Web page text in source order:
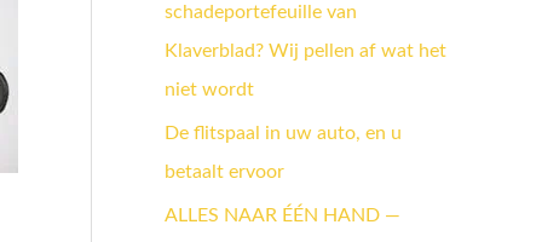
a
a
r
:
schadeportefeuille van
Klaverblad? Wij pellen af wat het
niet wordt
De flitspaal in uw auto, en u
betaalt ervoor
ALLES NAAR ÉÉN HAND —